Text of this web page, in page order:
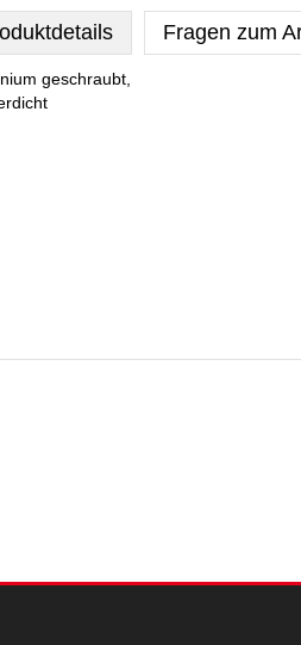
Fragen zum
geschraubt,